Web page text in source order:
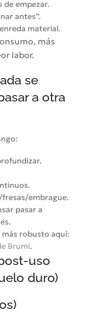
de empezar.
antes”.
material.
más
labor.
se
a otra
embrague.
pasar a
más robusto aquí:
Brumi.
uso
duro)